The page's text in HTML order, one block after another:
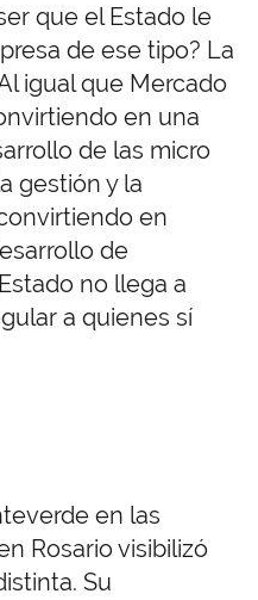
que el Estado le
de ese tipo? La
igual que Mercado
en una
de las micro
gestión y la
en
de
no llega a
a quienes sí
en las
Rosario visibilizó
Su